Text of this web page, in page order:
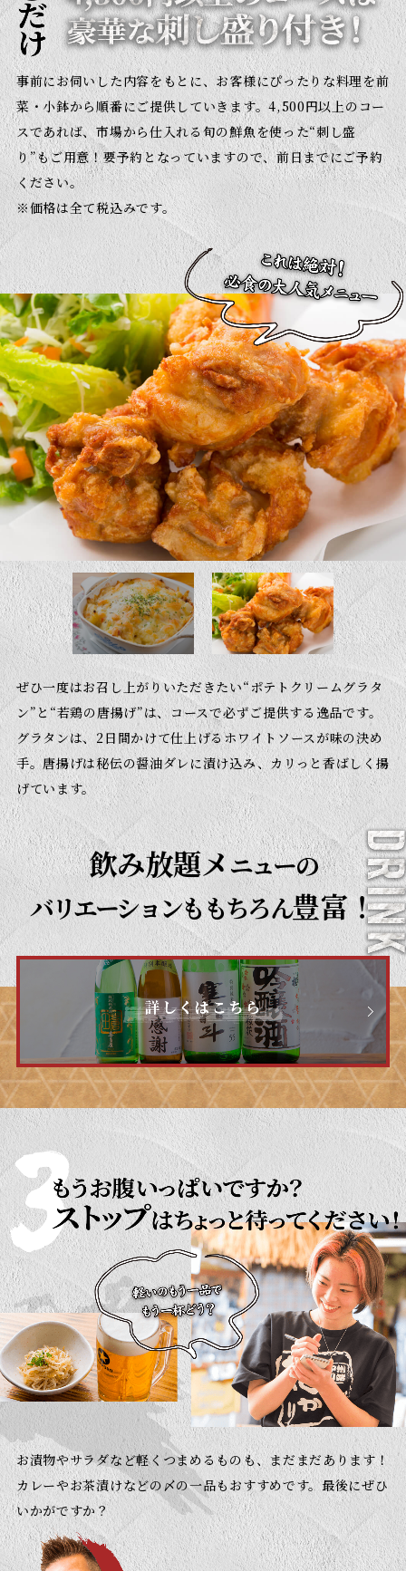
事前にお伺いした内容をもとに、お客様にぴったりな料理を前
菜・小鉢から順番にご提供していきます。4,500円以上のコー
スであれば、市場から仕入れる旬の鮮魚を使った“刺し盛
り”もご用意！要予約となっていますので、前日までにご予約
ください。
※価格は全て税込みです。
ぜひ一度はお召し上がりいただきたい“ポテトクリームグラタ
ン”と“若鶏の唐揚げ”は、コースで必ずご提供する逸品です。
グラタンは、2日間かけて仕上げるホワイトソースが味の決め
手。唐揚げは秘伝の醤油ダレに漬け込み、カリっと香ばしく揚
げています。
飲み放題メニューの
バリエーションももちろん豊富！
お漬物やサラダなど軽くつまめるものも、まだまだあります！
カレーやお茶漬けなどの〆の一品もおすすめです。最後にぜひ
いかがですか？